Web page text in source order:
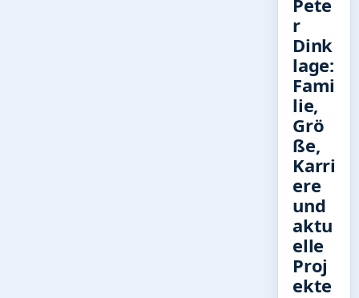
Pete
r
Dink
lage:
Fami
lie,
Grö
ße,
Karri
ere
und
aktu
elle
Proj
ekte